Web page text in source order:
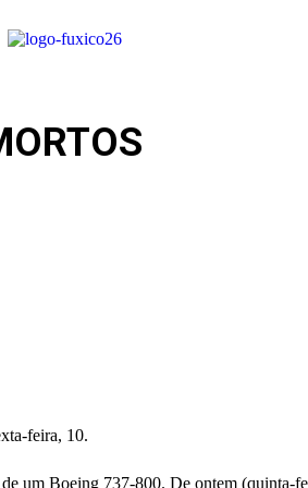
feira, 10.
um Boeing 737-800. De ontem